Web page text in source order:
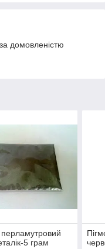
домовленістю
перламутровий
5 грам